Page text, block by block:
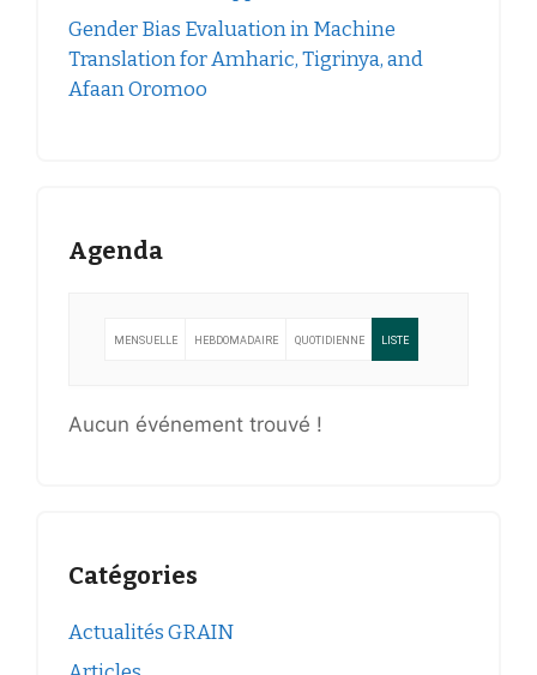
Gender Bias Evaluation in Machine
Translation for Amharic, Tigrinya, and
Afaan Oromoo
Agenda
MENSUELLE HEBDOMADAIRE QUOTIDIENNE LISTE
Aucun événement trouvé !
Catégories
Actualités GRAIN